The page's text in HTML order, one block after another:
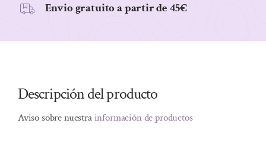
Envio gratuito a partir de 45€
Descripción del producto
Aviso sobre nuestrainformación de productos